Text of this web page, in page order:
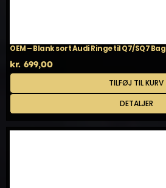
OEM – Blank sort Audi Ringe til Q7/SQ7 Bag
kr. 699,00
TILFØJ TIL KURV
DETALJER